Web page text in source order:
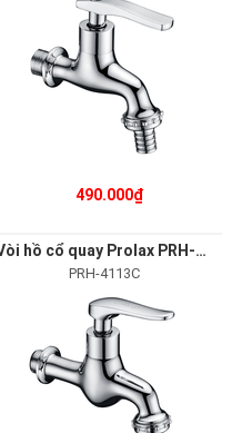
490.000₫
Vòi hồ cổ quay Prolax PRH-4113C
PRH-4113C